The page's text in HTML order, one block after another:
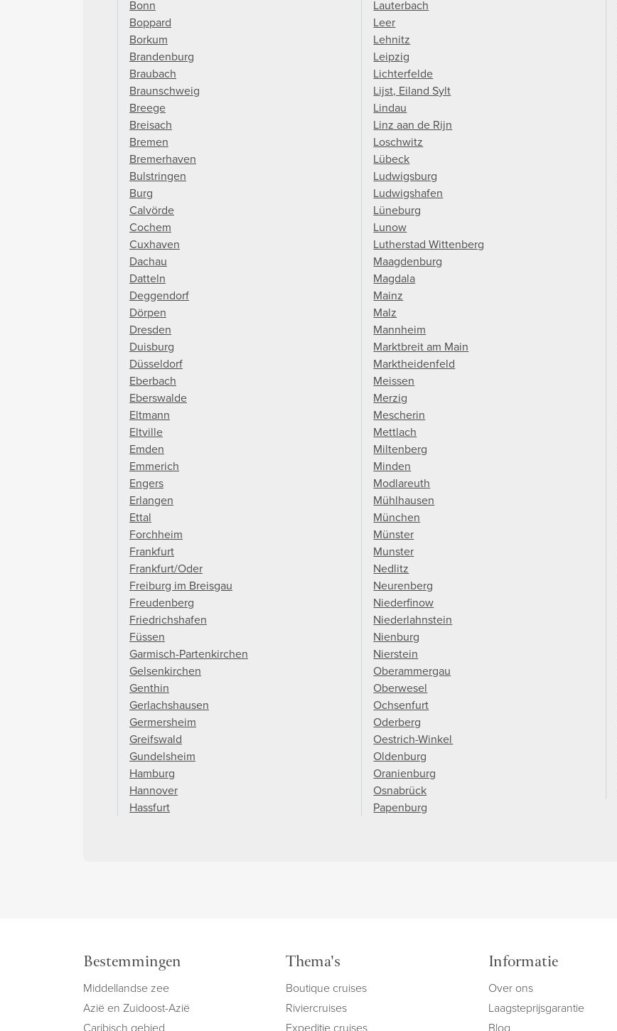
Bonn
Boppard
Borkum
Brandenburg
Braubach
Braunschweig
Breege
Breisach
Bremen
Bremerhaven
Bulstringen
Burg
Calvörde
Cochem
Cuxhaven
Dachau
Datteln
Deggendorf
Dörpen
Dresden
Duisburg
Düsseldorf
Eberbach
Eberswalde
Eltmann
Eltville
Emden
Emmerich
Engers
Erlangen
Ettal
Forchheim
Frankfurt
Frankfurt/Oder
Freiburg im Breisgau
Freudenberg
Friedrichshafen
Füssen
Garmisch-Partenkirchen
Gelsenkirchen
Genthin
Gerlachshausen
Germersheim
Greifswald
Gundelsheim
Hamburg
Hannover
Hassfurt
Lauterbach
Leer
Lehnitz
Leipzig
Lichterfelde
Lijst, Eiland Sylt
Lindau
Linz aan de Rijn
Loschwitz
Lübeck
Ludwigsburg
Ludwigshafen
Lüneburg
Lunow
Lutherstad Wittenberg
Maagdenburg
Magdala
Mainz
Malz
Mannheim
Marktbreit am Main
Marktheidenfeld
Meissen
Merzig
Mescherin
Mettlach
Miltenberg
Minden
Modlareuth
Mühlhausen
München
Münster
Munster
Nedlitz
Neurenberg
Niederfinow
Niederlahnstein
Nienburg
Nierstein
Oberammergau
Oberwesel
Ochsenfurt
Oderberg
Oestrich-Winkel
Oldenburg
Oranienburg
Osnabrück
Papenburg
Bestemmingen
Middellandse zee
Azië en Zuidoost-Azië
Thema's
Boutique cruises
Riviercruises
Informatie
Over ons
Laagsteprijsgarantie